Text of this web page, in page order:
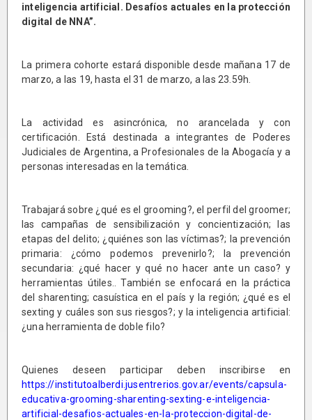
inteligencia artificial. Desafíos actuales en la protección
digital de NNA”.
La primera cohorte estará disponible desde mañana 17 de
marzo, a las 19, hasta el 31 de marzo, a las 23.59h.
La actividad es asincrónica, no arancelada y con
certificación. Está destinada a integrantes de Poderes
Judiciales de Argentina, a Profesionales de la Abogacía y a
personas interesadas en la temática.
Trabajará sobre ¿qué es el grooming?, el perfil del groomer;
las campañas de sensibilización y concientización; las
etapas del delito; ¿quiénes son las víctimas?; la prevención
primaria: ¿cómo podemos prevenirlo?; la prevención
secundaria: ¿qué hacer y qué no hacer ante un caso? y
herramientas útiles.. También se enfocará en la práctica
del sharenting; casuística en el país y la región; ¿qué es el
sexting y cuáles son sus riesgos?; y la inteligencia artificial:
¿una herramienta de doble filo?
Quienes deseen participar deben inscribirse en
https://institutoalberdi.jusentrerios.gov.ar/events/capsula-
educativa-grooming-sharenting-sexting-e-inteligencia-
artificial-desafios-actuales-en-la-proteccion-digital-de-